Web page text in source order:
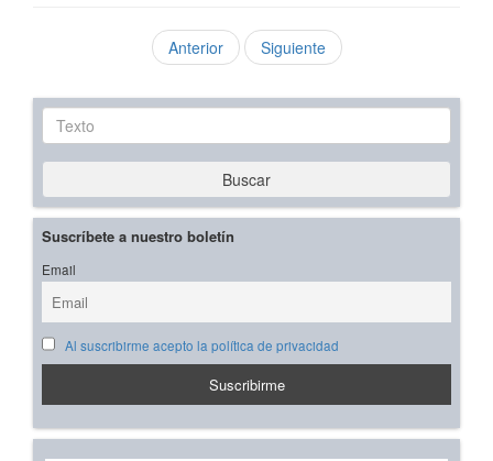
Anterior Siguiente
Texto
Buscar
Suscríbete a nuestro boletín
Email
Al suscribirme acepto la política de privacidad